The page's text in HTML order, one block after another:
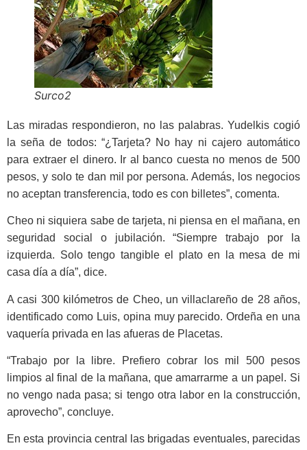
Surco2
Las miradas respondieron, no las palabras. Yudelkis cogió
la seña de todos: “¿Tarjeta? No hay ni cajero au­tomático
para extraer el dinero. Ir al banco cuesta no menos de 500
pesos, y solo te dan mil por persona. Ade­más, los negocios
no aceptan transfe­rencia, todo es con billetes”, comenta.
Cheo ni siquiera sabe de tarjeta, ni piensa en el mañana, en
seguridad social o jubilación. “Siempre trabajo por la
izquierda. Solo tengo tangible el plato en la mesa de mi
casa día a día”, dice.
A casi 300 kilómetros de Cheo, un villaclareño de 28 años,
identifi­cado como Luis, opina muy parecido. Ordeña en una
vaquería privada en las afueras de Placetas.
“Trabajo por la libre. Prefiero cobrar los mil 500 pesos
limpios al final de la mañana, que amarrarme a un papel. Si
no vengo nada pasa; si tengo otra labor en la construcción,
aprovecho”, concluye.
En esta provincia central las brigadas eventuales, parecidas